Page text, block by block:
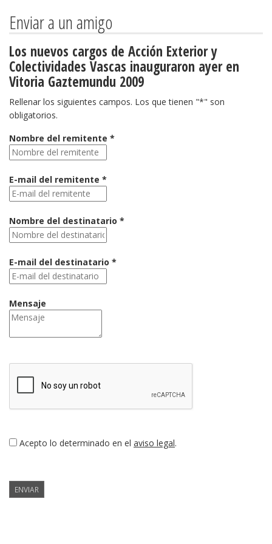
Enviar a un amigo
Los nuevos cargos de Acción Exterior y
Colectividades Vascas inauguraron ayer en
Vitoria Gaztemundu 2009
Rellenar los siguientes campos. Los que tienen "*" son
obligatorios.
Nombre del remitente *
E-mail del remitente *
Nombre del destinatario *
E-mail del destinatario *
Mensaje
Acepto lo determinado en el aviso legal.
ENVIAR